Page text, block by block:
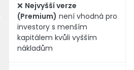
❌ Nejvyšší verze
(Premium) není vhodná pro
investory s menším
kapitálem kvůli vyšším
nákladům